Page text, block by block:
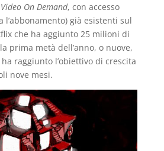
On Demand, con accesso
l’abbonamento) già esistenti sul
che ha aggiunto 25 milioni di
prima metà dell’anno, o nuove,
raggiunto l’obiettivo di crescita
nove mesi.